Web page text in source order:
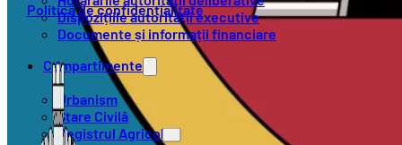
Dispozițiile autorității executive
Documente și informații financiare
Compartimente
Urbanism
Stare Civilă
Registrul Agricol
Politica de confidențialitate